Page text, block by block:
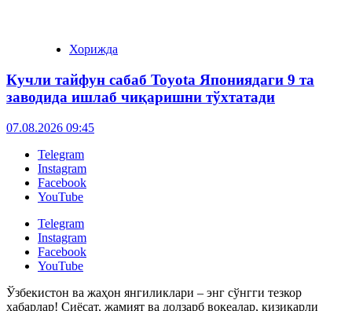
Хорижда
Кучли тайфун сабаб Toyota Япониядаги 9 та
заводида ишлаб чиқаришни тўхтатади
07.08.2026 09:45
Telegram
Instagram
Facebook
YouTube
Telegram
Instagram
Facebook
YouTube
Ўзбекистон ва жаҳон янгиликлари – энг сўнгги тезкор
хабарлар! Сиёсат, жамият ва долзарб воқеалар, қизиқарли